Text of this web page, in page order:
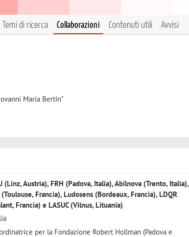
Temi di ricerca Collaborazioni Contenuti utili Avvisi
Maria Bertin"
(Linz, Austria), FRH (Padova, Italia), Abilnova (Trento, Italia),
(Toulouse, Francia), Ludosens (Bordeaux, Francia), LDQR
Francia) e LASUC (Vilnus, Lituania)
per la Fondazione Robert Hollman (Padova e